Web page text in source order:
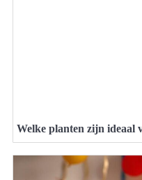
Welke planten zijn ideaal